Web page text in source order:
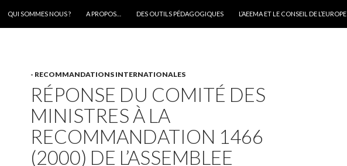
QUI SOMMES NOUS ? A PROPOS… DES OUTILS PÉDAGOGIQUES L’AEEMA ET LE CONSEIL DE L’EUROPE
- RECOMMANDATIONS INTERNATIONALES
RÉPONSE DU COMITÉ DES
MINISTRES À LA
RECOMMANDATION 1466
(2000) DE L’ASSEMBLEE